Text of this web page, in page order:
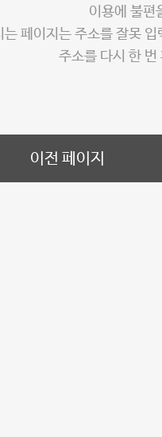
이용에 불편
는 페이지는 주소를 잘못
주소를 다시 한
이전 페이지